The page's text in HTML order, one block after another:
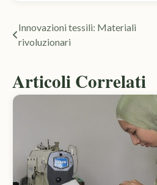
Navigazione
articoli
Innovazioni tessili: Materiali
rivoluzionari
Articoli Correlati